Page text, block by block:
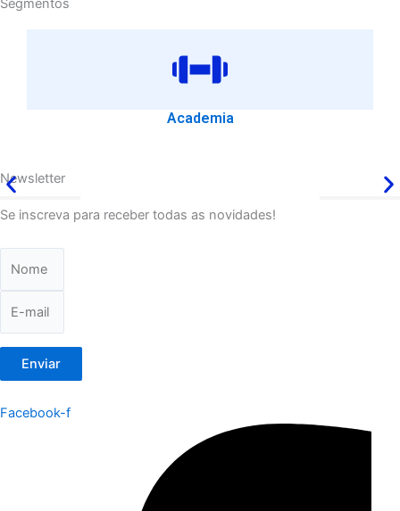
Segmentos
Academia
Newsletter
Se inscreva para receber todas as novidades!
Enviar
Facebook-f